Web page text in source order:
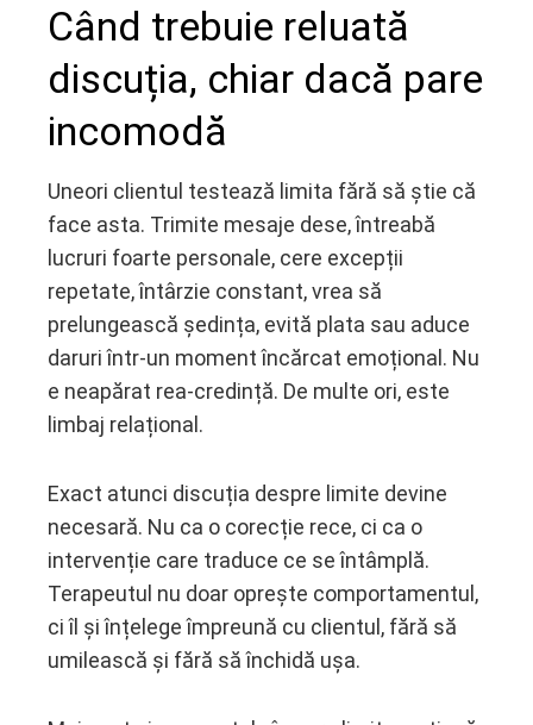
Când trebuie reluată
discuția, chiar dacă pare
incomodă
Uneori clientul testează limita fără să știe că
face asta. Trimite mesaje dese, întreabă
lucruri foarte personale, cere excepții
repetate, întârzie constant, vrea să
prelungească ședința, evită plata sau aduce
daruri într-un moment încărcat emoțional. Nu
e neapărat rea-credință. De multe ori, este
limbaj relațional.
Exact atunci discuția despre limite devine
necesară. Nu ca o corecție rece, ci ca o
intervenție care traduce ce se întâmplă.
Terapeutul nu doar oprește comportamentul,
ci îl și înțelege împreună cu clientul, fără să
umilească și fără să închidă ușa.